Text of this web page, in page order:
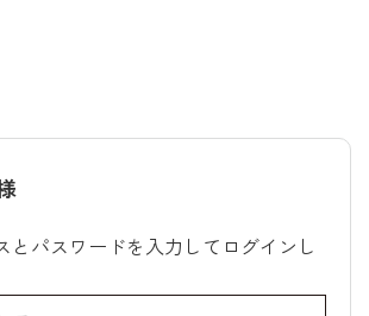
とパスワードを入力してログインし